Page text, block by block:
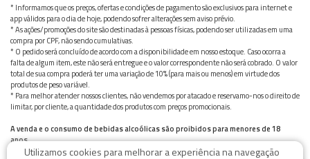
* Informamos que os preços, ofertas e condições de pagamento são exclusivos para internet e
app válidos para o dia de hoje, podendo sofrer alterações sem aviso prévio.
* As ações/promoções do site são destinadas à pessoas físicas, podendo ser utilizadas em uma
compra por CPF, não sendo cumulativas.
* O pedido será concluído de acordo com a disponibilidade em nosso estoque. Caso ocorra a
falta de algum item, este não será entregue e o valor correspondente não será cobrado. O valor
total de sua compra poderá ter uma variação de 10% (para mais ou menos) em virtude dos
produtos de peso variável.
* Para melhor atender nossos clientes, não vendemos por atacado e reservamo-nos o direito de
limitar, por cliente, a quantidade dos produtos com preços promocionais.
A venda e o consumo de bebidas alcoólicas são proibidos para menores de 18
anos.
Bebida alcoólica pode causar dependência química e, em excesso, provoca graves males à saúde.
Utilizamos cookies para melhorar a experiência na navegação